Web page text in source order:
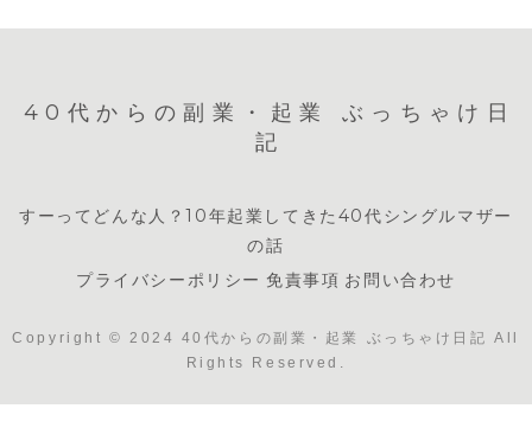
40代からの副業・起業 ぶっちゃけ日
記
すーってどんな人？10年起業してきた40代シングルマザー
の話
プライバシーポリシー 免責事項 お問い合わせ
Copyright © 2024 40代からの副業・起業 ぶっちゃけ日記 All
Rights Reserved.